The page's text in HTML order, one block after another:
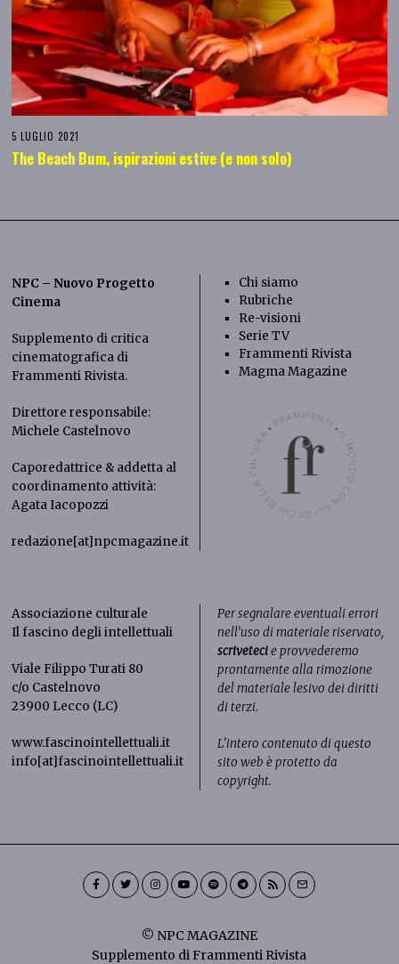
5 LUGLIO 2021
The Beach Bum, ispirazioni estive (e non solo)
NPC – Nuovo Progetto
Cinema
Supplemento di critica
cinematografica di
Frammenti Rivista.
Direttore responsabile:
Michele Castelnovo
Caporedattrice & addetta al
coordinamento attività:
Agata Iacopozzi
redazione[at]npcmagazine.it
Chi siamo
Rubriche
Re-visioni
Serie TV
Frammenti Rivista
Magma Magazine
Associazione culturale
Il fascino degli intellettuali
Viale Filippo Turati 80
c/o Castelnovo
23900 Lecco (LC)
www.fascinointellettuali.it
info[at]fascinointellettuali.it
Per segnalare eventuali errori
nell’uso di materiale riservato,
scrivetecie provvederemo
prontamente alla rimozione
del materiale lesivo dei diritti
di terzi.
L’intero contenuto di questo
sito web è protetto da
copyright.
© NPC MAGAZINE
Supplemento di Frammenti Rivista